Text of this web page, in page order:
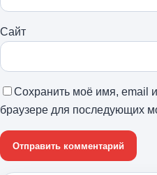
Сайт
Сохранить моё имя, email
браузере для последующих